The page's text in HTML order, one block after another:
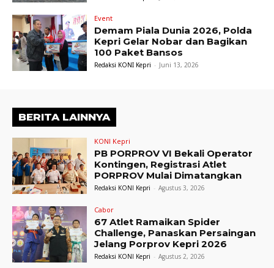
Event
Demam Piala Dunia 2026, Polda
Kepri Gelar Nobar dan Bagikan
100 Paket Bansos
Redaksi KONI Kepri - Juni 13, 2026
BERITA LAINNYA
KONI Kepri
PB PORPROV VI Bekali Operator
Kontingen, Registrasi Atlet
PORPROV Mulai Dimatangkan
Redaksi KONI Kepri - Agustus 3, 2026
Cabor
67 Atlet Ramaikan Spider
Challenge, Panaskan Persaingan
Jelang Porprov Kepri 2026
Redaksi KONI Kepri - Agustus 2, 2026